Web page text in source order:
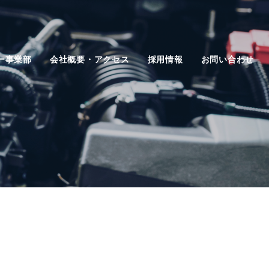
事業部 会社概要・アクセス 採用情報 お問い合わせ